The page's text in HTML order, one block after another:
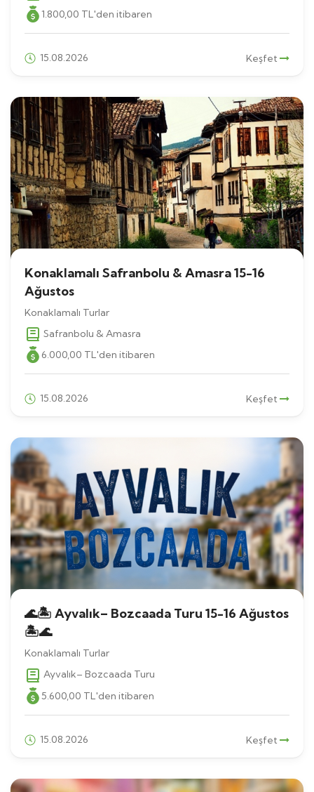
1.800,00 TL'den itibaren
15.08.2026 Keşfet
Konaklamalı Safranbolu & Amasra 15-16
Ağustos
Konaklamalı Turlar
Safranbolu & Amasra
6.000,00 TL'den itibaren
15.08.2026 Keşfet
🌊🏝 Ayvalık– Bozcaada Turu 15-16 Ağustos
🏝🌊
Konaklamalı Turlar
Ayvalık– Bozcaada Turu
5.600,00 TL'den itibaren
15.08.2026 Keşfet